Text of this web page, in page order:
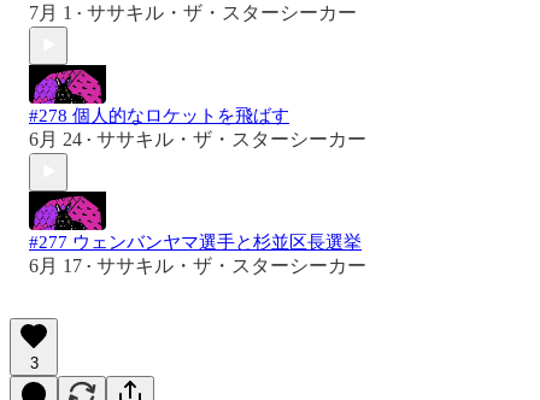
7月 1 • ササキル・ザ・スターシーカー
#278 個人的なロケットを飛ばす
6月 24 • ササキル・ザ・スターシーカー
#277 ウェンバンヤマ選手と杉並区長選挙
6月 17 • ササキル・ザ・スターシーカー
3